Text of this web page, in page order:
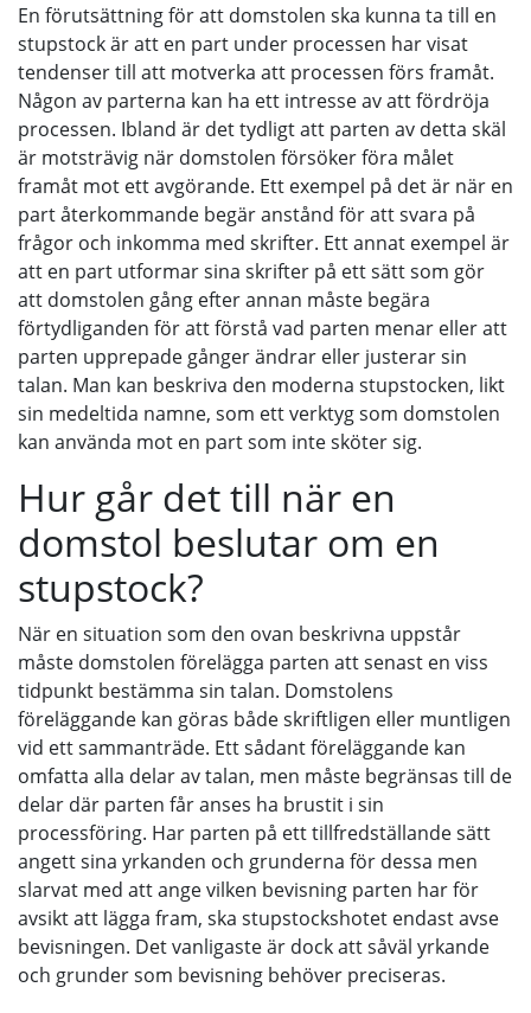
En förutsättning för att domstolen ska kunna ta till en
stupstock är att en part under processen har visat
tendenser till att motverka att processen förs framåt.
Någon av parterna kan ha ett intresse av att fördröja
processen. Ibland är det tydligt att parten av detta skäl
är motsträvig när domstolen försöker föra målet
framåt mot ett avgörande. Ett exempel på det är när en
part återkommande begär anstånd för att svara på
frågor och inkomma med skrifter. Ett annat exempel är
att en part utformar sina skrifter på ett sätt som gör
att domstolen gång efter annan måste begära
förtydliganden för att förstå vad parten menar eller att
parten upprepade gånger ändrar eller justerar sin
talan. Man kan beskriva den moderna stupstocken, likt
sin medeltida namne, som ett verktyg som domstolen
kan använda mot en part som inte sköter sig.
Hur går det till när en
domstol beslutar om en
stupstock?
När en situation som den ovan beskrivna uppstår
måste domstolen förelägga parten att senast en viss
tidpunkt bestämma sin talan. Domstolens
föreläggande kan göras både skriftligen eller muntligen
vid ett sammanträde. Ett sådant föreläggande kan
omfatta alla delar av talan, men måste begränsas till de
delar där parten får anses ha brustit i sin
processföring. Har parten på ett tillfredställande sätt
angett sina yrkanden och grunderna för dessa men
slarvat med att ange vilken bevisning parten har för
avsikt att lägga fram, ska stupstockshotet endast avse
bevisningen. Det vanligaste är dock att såväl yrkande
och grunder som bevisning behöver preciseras.